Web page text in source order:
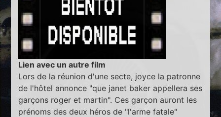
Lien avec un autre film
Lors de la réunion d'une secte, joyce la patronne
de l'hôtel annonce "que janet baker appellera ses
garçons roger et martin". Ces garçon auront les
prénoms des deux héros de "l'arme fatale"